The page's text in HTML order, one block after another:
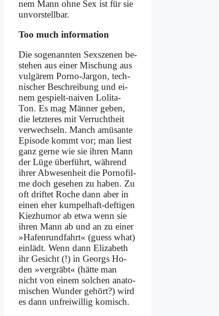
nem Mann oh­ne Sex ist für sie
un­vor­stell­bar.
Too much in­for­ma­ti­on
Die so­ge­nann­ten Sex­sze­nen be­
stehen aus ei­ner Mi­schung aus
vul­gä­rem Por­no-Jar­gon, tech­
ni­scher Be­schrei­bung und ei­
nem ge­spielt-nai­ven Lo­li­ta-
Ton. Es mag Män­ner ge­ben,
die letz­te­res mit Ver­rucht­heit
ver­wech­seln. Manch amü­san­te
Epi­so­de kommt vor; man liest
ganz ger­ne wie sie ih­ren Mann
der Lü­ge über­führt, wäh­rend
ih­rer Ab­we­sen­heit die Por­no­fil­
me doch ge­se­hen zu ha­ben. Zu
oft drif­tet Ro­che dann aber in
ei­nen eher kum­pel­haft-def­ti­gen
Kiez­hu­mor ab et­wa wenn sie
ih­ren Mann ab und an zu ei­ner
»Ha­fen­rund­fahrt« (guess what)
ein­lädt. Wenn dann Eliza­beth
ihr Ge­sicht (!) in Ge­orgs Ho­
den »ver­gräbt« (hät­te man
nicht von ei­nem sol­chen ana­to­
mi­schen Wun­der ge­hört?) wird
es dann un­frei­wil­lig ko­misch.